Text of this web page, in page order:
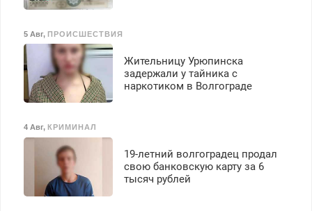
5 Авг, ПРОИСШЕСТВИЯ
Жительницу Урюпинска
задержали у тайника с
наркотиком в Волгограде
4 Авг, КРИМИНАЛ
19-летний волгоградец продал
свою банковскую карту за 6
тысяч рублей